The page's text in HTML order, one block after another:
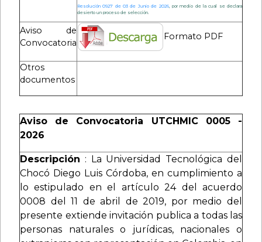
Resolución 0927 de 03 de Junio de 2026, por medio de la cual se declara
desierto un proceso de selección.
Aviso de
Convocatoria
Formato PDF
Otros
documentos
Aviso de Convocatoria UTCHMIC 0005 -
2026
Descripción : La Universidad Tecnológica del
Chocó Diego Luis Córdoba, en cumplimiento a
lo estipulado en el artículo 24 del acuerdo
0008 del 11 de abril de 2019, por medio del
presente extiende invitación publica a todas las
personas naturales o jurídicas, nacionales o